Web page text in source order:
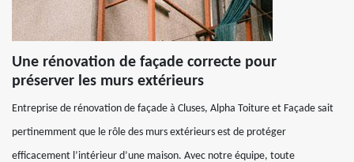
Une rénovation de façade correcte pour
préserver les murs extérieurs
Entreprise de rénovation de façade à Cluses, Alpha Toiture et Façade sait
pertinemment que le rôle des murs extérieurs est de protéger
efficacement l’intérieur d’une maison. Avec notre équipe, toute